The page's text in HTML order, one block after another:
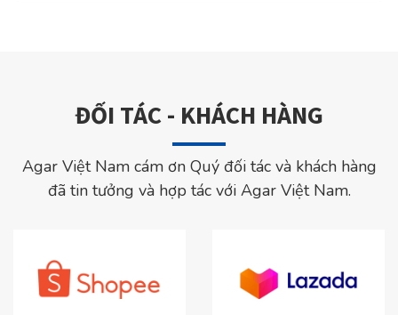
ĐỐI TÁC - KHÁCH HÀNG
Agar Việt Nam cám ơn Quý đối tác và khách hàng
đã tin tưởng và hợp tác với Agar Việt Nam.